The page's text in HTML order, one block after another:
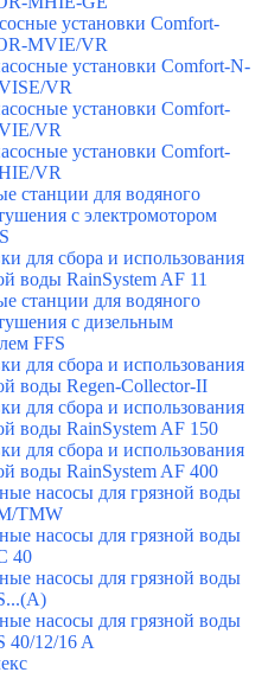
установки Comfort-
MVIE/VR
установки Comfort-N-
VR
установки Comfort-
VR
установки Comfort-
VR
станции для водяного
с электромотором
для сбора и использования
воды RainSystem AF 11
станции для водяного
с дизельным
FFS
для сбора и использования
воды Regen-Collector-II
для сбора и использования
воды RainSystem AF 150
для сбора и использования
воды RainSystem AF 400
насосы для грязной воды
TMW
насосы для грязной воды
40
насосы для грязной воды
насосы для грязной воды
40/12/16 A